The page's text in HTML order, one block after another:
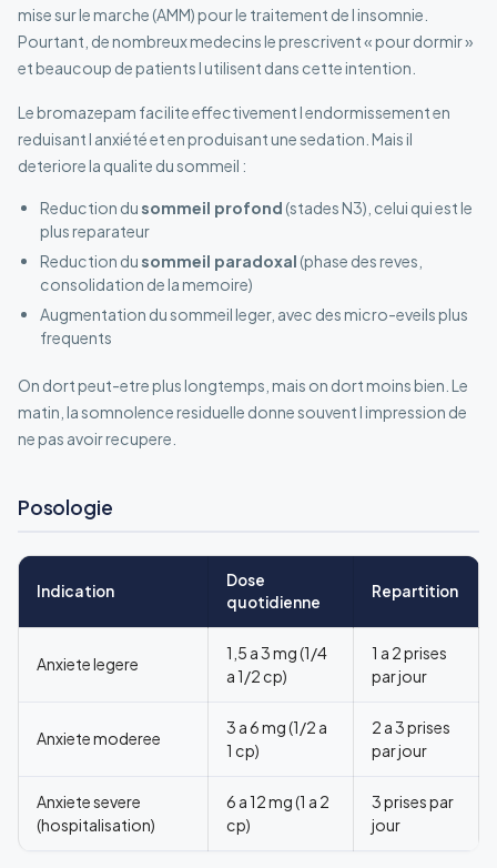
mise sur le marche (AMM) pour le traitement de l insomnie.
Pourtant, de nombreux medecins le prescrivent « pour dormir »
et beaucoup de patients l utilisent dans cette intention.
Le bromazepam facilite effectivement l endormissement en
reduisant l anxiété et en produisant une sedation. Mais il
deteriore la qualite du sommeil :
Reduction du sommeil profond (stades N3), celui qui est le
plus reparateur
Reduction du sommeil paradoxal (phase des reves,
consolidation de la memoire)
Augmentation du sommeil leger, avec des micro-eveils plus
frequents
On dort peut-etre plus longtemps, mais on dort moins bien. Le
matin, la somnolence residuelle donne souvent l impression de
ne pas avoir recupere.
Posologie
Indication
Dose
quotidienne
Repartition
Anxiete legere
1,5 a 3 mg (1/4
a 1/2 cp)
1 a 2 prises
par jour
Anxiete moderee
3 a 6 mg (1/2 a
1 cp)
2 a 3 prises
par jour
Anxiete severe
(hospitalisation)
6 a 12 mg (1 a 2
cp)
3 prises par
jour